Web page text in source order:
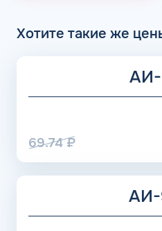
Хотите такие же
69.74₽